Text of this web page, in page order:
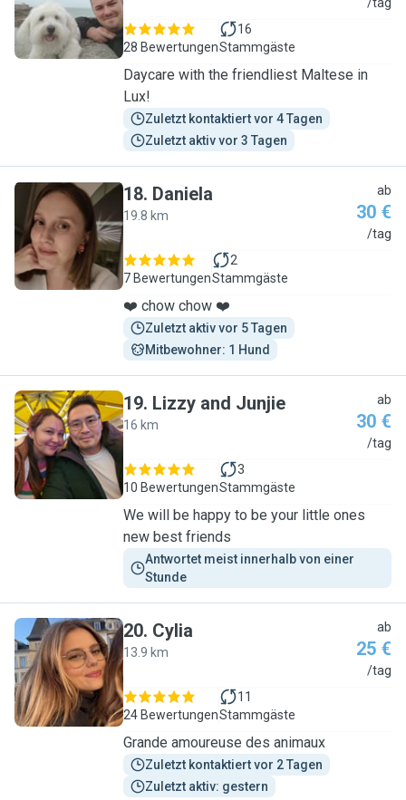
28 Bewertungen
16
Stammgäste
Daycare with the friendliest Maltese in
Lux!
Zuletzt kontaktiert vor 4 Tagen
Zuletzt aktiv vor 3 Tagen
D
18. Daniela
19.8 km
ab
30 €
/tag
7 Bewertungen
2
Stammgäste
❤️ chow chow ❤️
Zuletzt aktiv vor 5 Tagen
Mitbewohner: 1 Hund
L
19. Lizzy and Junjie
16 km
ab
30 €
/tag
10 Bewertungen
3
Stammgäste
We will be happy to be your little ones
new best friends
Antwortet meist innerhalb von einer
Stunde
C
20. Cylia
13.9 km
ab
25 €
/tag
24 Bewertungen
11
Stammgäste
Grande amoureuse des animaux
Zuletzt kontaktiert vor 2 Tagen
Zuletzt aktiv: gestern